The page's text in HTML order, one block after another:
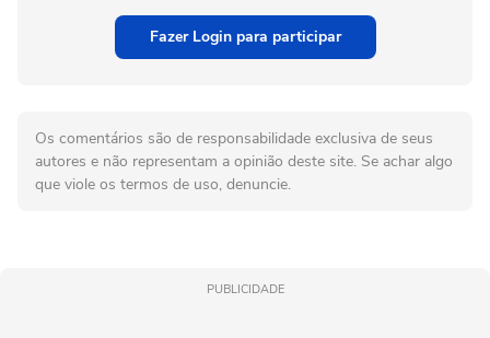
Fazer Login para participar
Os comentários são de responsabilidade exclusiva de seus
autores e não representam a opinião deste site. Se achar algo
que viole os termos de uso, denuncie.
PUBLICIDADE